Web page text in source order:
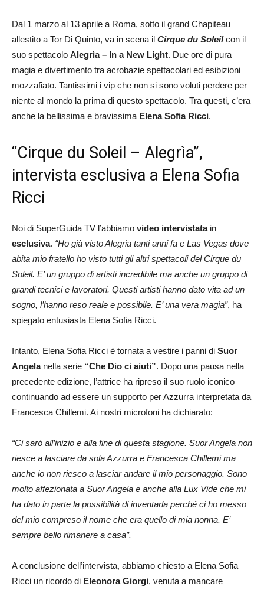
Dal 1 marzo al 13 aprile a Roma, sotto il grand Chapiteau
allestito a Tor Di Quinto, va in scena il Cirque du Soleil con il
suo spettacolo Alegrìa – In a New Light. Due ore di pura
magia e divertimento tra acrobazie spettacolari ed esibizioni
mozzafiato. Tantissimi i vip che non si sono voluti perdere per
niente al mondo la prima di questo spettacolo. Tra questi, c’era
anche la bellissima e bravissima Elena Sofia Ricci.
“Cirque du Soleil – Alegrìa”,
intervista esclusiva a Elena Sofia
Ricci
Noi di SuperGuida TV l’abbiamo video intervistatain
esclusiva. “Ho già visto Alegria tanti anni fa e Las Vegas dove
abita mio fratello ho visto tutti gli altri spettacoli del Cirque du
Soleil. E’ un gruppo di artisti incredibile ma anche un gruppo di
grandi tecnici e lavoratori. Questi artisti hanno dato vita ad un
sogno, l’hanno reso reale e possibile. E’ una vera magia”, ha
spiegato entusiasta Elena Sofia Ricci.
Intanto, Elena Sofia Ricci è tornata a vestire i panni di Suor
Angelanella serie “Che Dio ci aiuti”. Dopo una pausa nella
precedente edizione, l’attrice ha ripreso il suo ruolo iconico
continuando ad essere un supporto per Azzurra interpretata da
Francesca Chillemi. Ai nostri microfoni ha dichiarato:
“Ci sarò all’inizio e alla fine di questa stagione. Suor Angela non
riesce a lasciare da sola Azzurra e Francesca Chillemi ma
anche io non riesco a lasciar andare il mio personaggio. Sono
molto affezionata a Suor Angela e anche alla Lux Vide che mi
ha dato in parte la possibilità di inventarla perché ci ho messo
del mio compreso il nome che era quello di mia nonna. E’
sempre bello rimanere a casa”.
A conclusione dell’intervista, abbiamo chiesto a Elena Sofia
Ricci un ricordo di Eleonora Giorgi, venuta a mancare